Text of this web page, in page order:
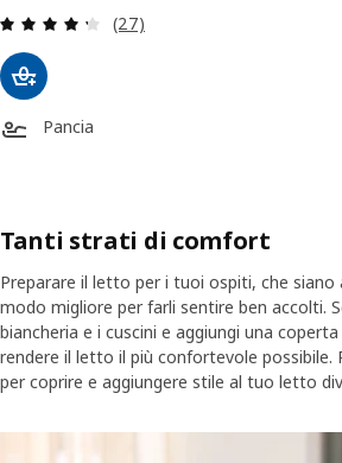
Recensione: 4.3 fuori da
(27)
Pancia
Tanti strati di comfort
Preparare il letto per i tuoi ospiti, che
modo migliore per farli sentire ben accolti.
biancheria e i cuscini e aggiungi una
rendere il letto il più confortevole possibile.
per coprire e aggiungere stile al tuo letto